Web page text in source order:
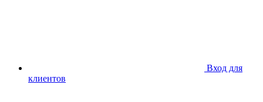
Вход для
клиентов